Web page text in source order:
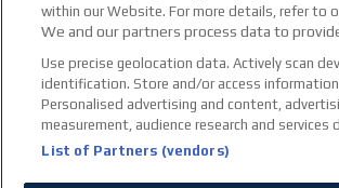
within our Website. For more details, refer to
We and our partners process data to
Use precise geolocation data. Actively scan
identification. Store and/or access information
Personalised advertising and content,
measurement, audience research and services
List of Partners (vendors)